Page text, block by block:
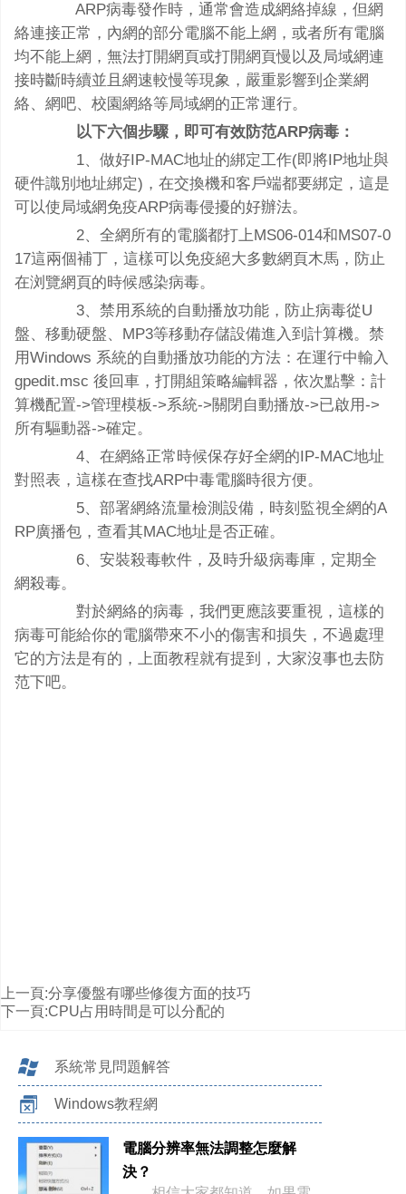
ARP病毒發作時，通常會造成網絡掉線，但網
絡連接正常，內網的部分電腦不能上網，或者所有電腦
均不能上網，無法打開網頁或打開網頁慢以及局域網連
接時斷時續並且網速較慢等現象，嚴重影響到企業網
絡、網吧、校園網絡等局域網的正常運行。
以下六個步驟，即可有效防范ARP病毒：
1、做好IP-MAC地址的綁定工作(即將IP地址與
硬件識別地址綁定)，在交換機和客戶端都要綁定，這是
可以使局域網免疫ARP病毒侵擾的好辦法。
2、全網所有的電腦都打上MS06-014和MS07-0
17這兩個補丁，這樣可以免疫絕大多數網頁木馬，防止
在浏覽網頁的時候感染病毒。
3、禁用系統的自動播放功能，防止病毒從U
盤、移動硬盤、MP3等移動存儲設備進入到計算機。禁
用Windows 系統的自動播放功能的方法：在運行中輸入
gpedit.msc 後回車，打開組策略編輯器，依次點擊：計
算機配置->管理模板->系統->關閉自動播放->已啟用->
所有驅動器->確定。
4、在網絡正常時候保存好全網的IP-MAC地址
對照表，這樣在查找ARP中毒電腦時很方便。
5、部署網絡流量檢測設備，時刻監視全網的A
RP廣播包，查看其MAC地址是否正確。
6、安裝殺毒軟件，及時升級病毒庫，定期全
網殺毒。
對於網絡的病毒，我們更應該要重視，這樣的
病毒可能給你的電腦帶來不小的傷害和損失，不過處理
它的方法是有的，上面教程就有提到，大家沒事也去防
范下吧。
上一頁:分享優盤有哪些修復方面的技巧
下一頁:CPU占用時間是可以分配的
系統常見問題解答
Windows教程網
電腦分辨率無法調整怎麼解
決？